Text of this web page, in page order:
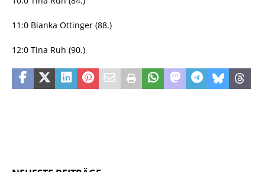
11:0 Bianka Ottinger (88.)
12:0 Tina Ruh (90.)